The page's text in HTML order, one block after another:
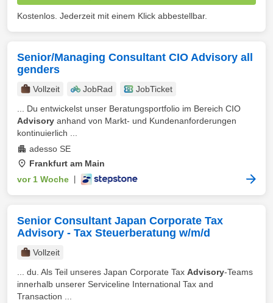
Kostenlos. Jederzeit mit einem Klick abbestellbar.
Senior/Managing Consultant CIO Advisory all
genders
Vollzeit JobRad
JobTicket
... Du entwickelst unser Beratungsportfolio im Bereich CIO
Advisory anhand von Markt- und Kundenanforderungen
kontinuierlich ...
adesso SE
Frankfurt am Main
vor 1 Woche
Senior Consultant Japan Corporate Tax
Advisory - Tax Steuerberatung w/m/d
Vollzeit
... du. Als Teil unseres Japan Corporate Tax Advisory-Teams
innerhalb unserer Serviceline International Tax and
Transaction ...